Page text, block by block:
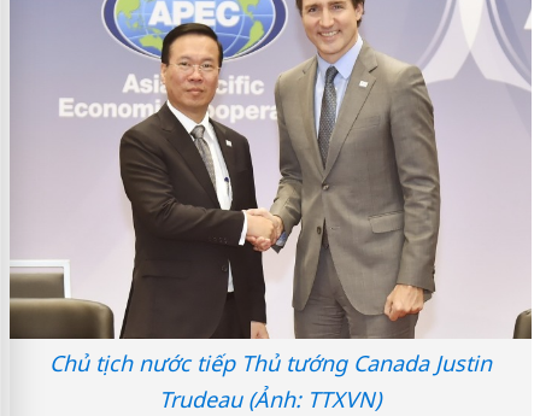
Chủ tịch nước tiếp Thủ tướng Canada Justin
Trudeau (Ảnh: TTXVN)